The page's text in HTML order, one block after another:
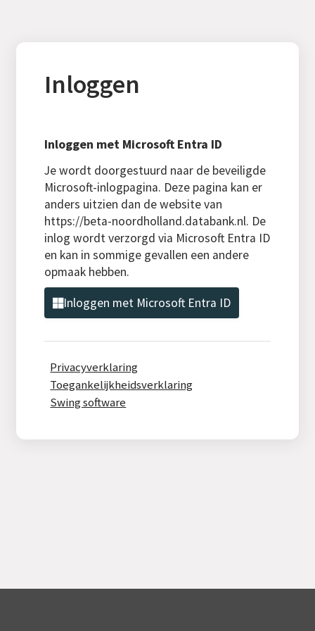
Inloggen
Inloggen met Microsoft Entra ID
Je wordt doorgestuurd naar de beveiligde
Microsoft-inlogpagina. Deze pagina kan er
anders uitzien dan de website van
https://beta-noordholland.databank.nl. De
inlog wordt verzorgd via Microsoft Entra ID
en kan in sommige gevallen een andere
opmaak hebben.
Inloggen met Microsoft Entra ID
Privacyverklaring
Toegankelijkheidsverklaring
Swing software